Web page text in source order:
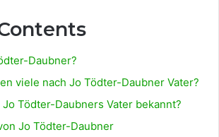
Daubner?
viele nach Jo Tödter-Daubner Vater?
Tödter-Daubners Vater bekannt?
Jo Tödter-Daubner